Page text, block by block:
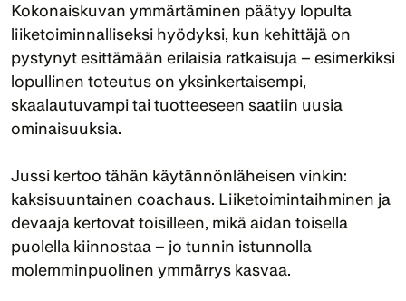
Kokonaiskuvan ymmärtäminen päätyy lopulta
liiketoiminnalliseksi hyödyksi, kun kehittäjä on
pystynyt esittämään erilaisia ratkaisuja – esimerkiksi
lopullinen toteutus on yksinkertaisempi,
skaalautuvampi tai tuotteeseen saatiin uusia
ominaisuuksia.
Jussi kertoo tähän käytännönläheisen vinkin:
kaksisuuntainen coachaus. Liiketoimintaihminen ja
devaaja kertovat toisilleen, mikä aidan toisella
puolella kiinnostaa – jo tunnin istunnolla
molemminpuolinen ymmärrys kasvaa.